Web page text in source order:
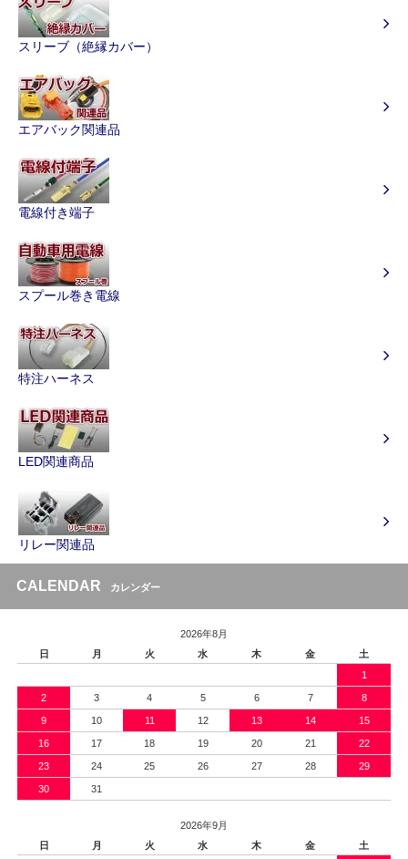
スリーブ（絶縁カバー）
エアバック関連品
電線付き端子
スプール巻き電線
特注ハーネス
LED関連商品
リレー関連品
CALENDAR カレンダー
2026年8月
日
月 火 水 木 金
土
1
2 3 4 5 6 7 8
9 10 11 12 13 14 15
16 17 18 19 20 21 22
23 24 25 26 27 28 29
30 31
2026年9月
日
月 火 水 木 金
土